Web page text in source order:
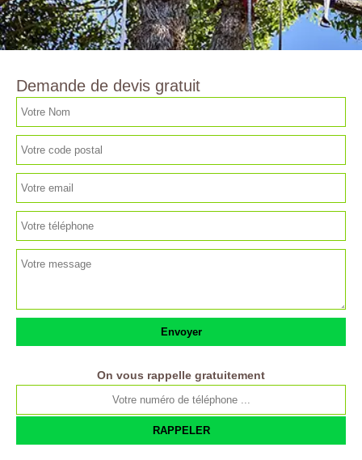
Demande de devis gratuit
On vous rappelle gratuitement